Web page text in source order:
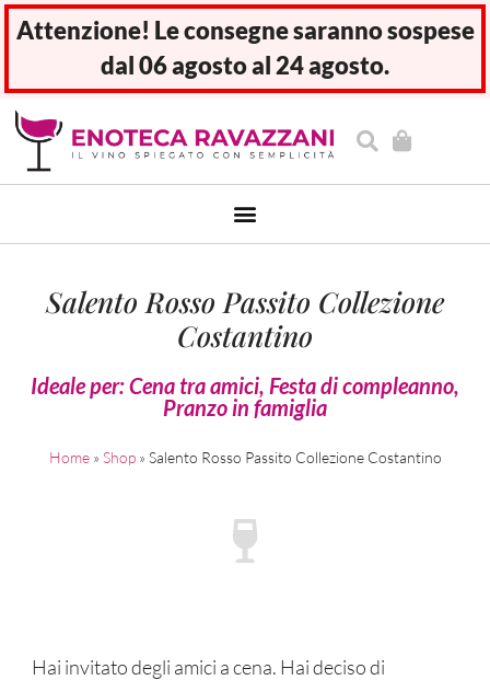
Attenzione! Le consegne saranno sospese
dal 06 agosto al 24 agosto.
Salento Rosso Passito Collezione
Costantino
Ideale per:Cena tra amici, Festa di compleanno,
Pranzo in famiglia
Home» Shop» Salento Rosso Passito Collezione Costantino
Hai invitato degli amici a cena. Hai deciso di